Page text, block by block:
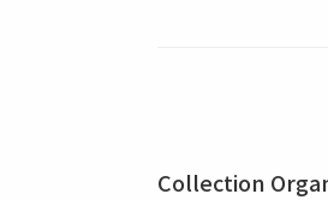
Collection